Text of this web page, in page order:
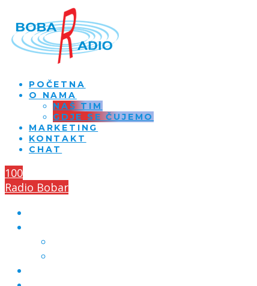
POČETNA
O NAMA
NAŠ TIM
GDJE SE ČUJEMO
MARKETING
KONTAKT
CHAT
100
Radio Bobar